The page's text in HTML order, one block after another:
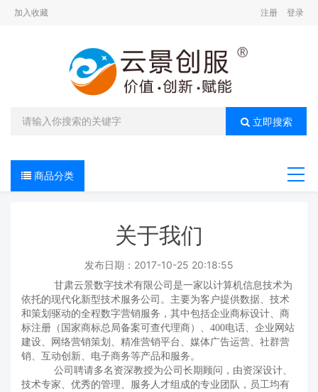
加入收藏 注册 登录
立即搜索
商品分类
关于我们
发布日期：2017-10-25 20:18:55
甘肃云景数字技术有限公司是一家以计算机信息技术为
依托的现代化新型技术服务公司。主要为客户提供数据、技术
和策划驱动的全程数字营销服务，其中包括企业商标设计、商
标注册（国家商标总局备案可查代理商）、400电话、企业网站
建设、网络营销策划、精准营销平台、媒体广告运营、社群营
销、互动创新、电子商务等产品和服务。
公司聘请多名资深教授为公司长期顾问，由资深设计、
技术专家、优秀的管理、服务人才组成的专业团队，员工均有